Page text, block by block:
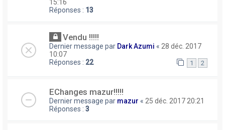
15:16
Réponses : 13
Vendu !!!!!
Dernier message par Dark Azumi « 28 déc. 2017
10:07
Réponses : 22 1 2
EChanges mazur!!!!!
Dernier message par mazur « 25 déc. 2017 20:21
Réponses : 3